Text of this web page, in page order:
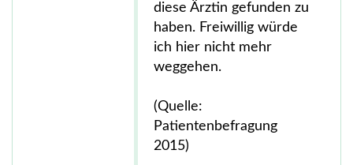
diese Ärztin gefunden zu
haben. Freiwillig würde
ich hier nicht mehr
weggehen.
(Quelle:
Patientenbefragung
2015)